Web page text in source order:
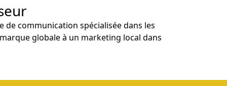
de communication spécialisée dans les
globale à un marketing local dans